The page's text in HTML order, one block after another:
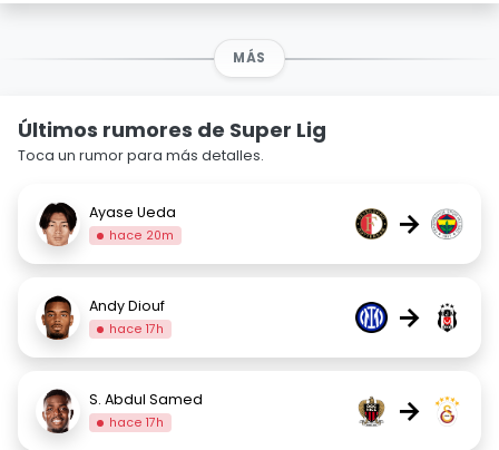
MÁS
Últimos rumores de Super Lig
Toca un rumor para más detalles.
Ayase Ueda
hace 20m →
Andy Diouf
hace 17h →
S. Abdul Samed
hace 17h →